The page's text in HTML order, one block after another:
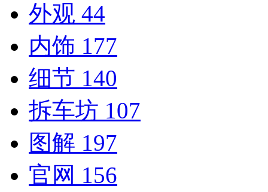
外观 44
内饰 177
细节 140
拆车坊 107
图解 197
官网 156